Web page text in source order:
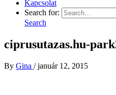
Kapcsolat
Search for:
Search
ciprusutazas.hu-
By Gina /január 12, 2015